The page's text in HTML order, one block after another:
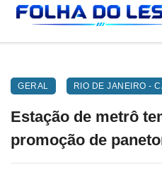
GERAL RIO DE JANEIRO -
Estação de metrô
promoção de